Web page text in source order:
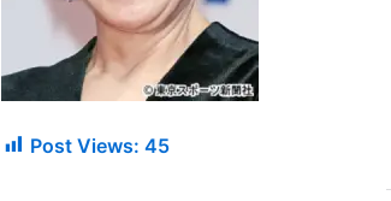
Post Views: 45